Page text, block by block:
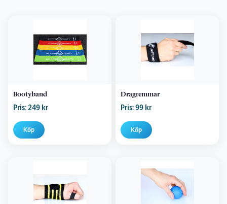
Bootyband
Pris: 249 kr
Köp
Dragremmar
Pris: 99 kr
Köp